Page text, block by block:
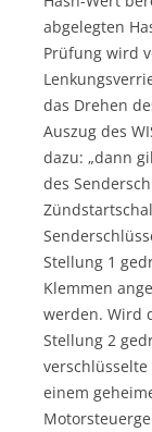
abgelegten
Prüfung wird
das Drehen
Auszug des
dazu: „dann
des
Stellung 1
Klemmen
werden. Wird
Stellung 2
einem